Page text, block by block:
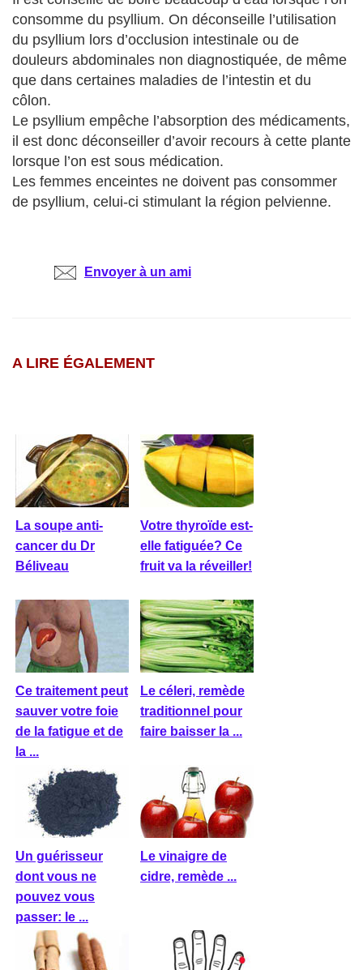
consomme du psyllium. On déconseille l’utilisation
du psyllium lors d’occlusion intestinale ou de
douleurs abdominales non diagnostiquée, de même
que dans certaines maladies de l’intestin et du
côlon.
Le psyllium empêche l’absorption des médicaments,
il est donc déconseiller d’avoir recours à cette plante
lorsque l’on est sous médication.
Les femmes enceintes ne doivent pas consommer
de psyllium, celui-ci stimulant la région pelvienne.
Envoyer à un ami
A LIRE ÉGALEMENT
La soupe anti-
cancer du Dr
Béliveau
Votre thyroïde est-
elle fatiguée? Ce
fruit va la réveiller!
Ce traitement peut
sauver votre foie
de la fatigue et de
la ...
Le céleri, remède
traditionnel pour
faire baisser la ...
Un guérisseur
dont vous ne
pouvez vous
passer: le ...
Le vinaigre de
cidre, remède ...